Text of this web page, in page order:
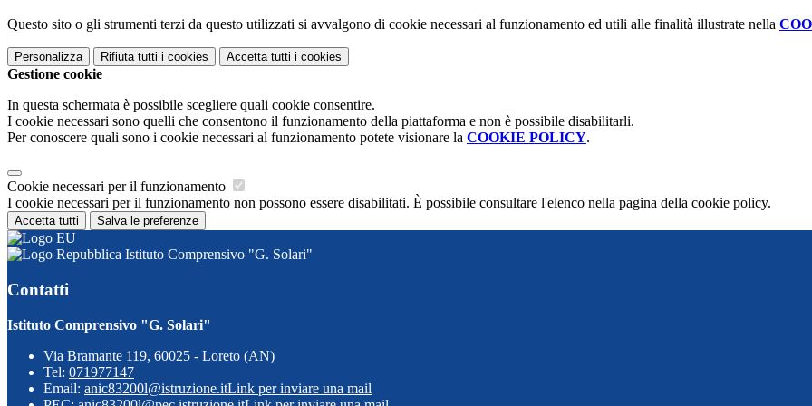
Questo sito o gli strumenti terzi da questo utilizzati si avvalgono di cookie necessari al funzionamento ed utili alle finalità illustrate nella
Personalizza Rifiuta tutti i cookies Accetta tutti i cookies
Gestione cookie
In questa schermata è possibile scegliere quali cookie consentire.
I cookie necessari sono quelli che consentono il funzionamento della piattaforma e non è possibile disabilitarli.
Per conoscere quali sono i cookie necessari al funzionamento potete visionare la COOKIE POLICY.
Cookie necessari per il funzionamento
I cookie necessari per il funzionamento non possono essere disabilitati. È possibile consultare l'elenco nella pagina della cookie policy.
Accetta tutti Salva le preferenze
Istituto Comprensivo "G. Solari"
Contatti
Istituto Comprensivo "G. Solari"
Via Bramante 119, 60025 - Loreto (AN)
Tel: 071977147
Email: anic83200l@istruzione.itLink per inviare una mail